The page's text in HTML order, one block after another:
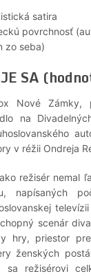
satira
povrchnosť
zo seba)
SA
Nové
na
v réžii Ondreja
režisér nemal
napísaných
scenár
hry, priestor
ženských
sa režisérovi